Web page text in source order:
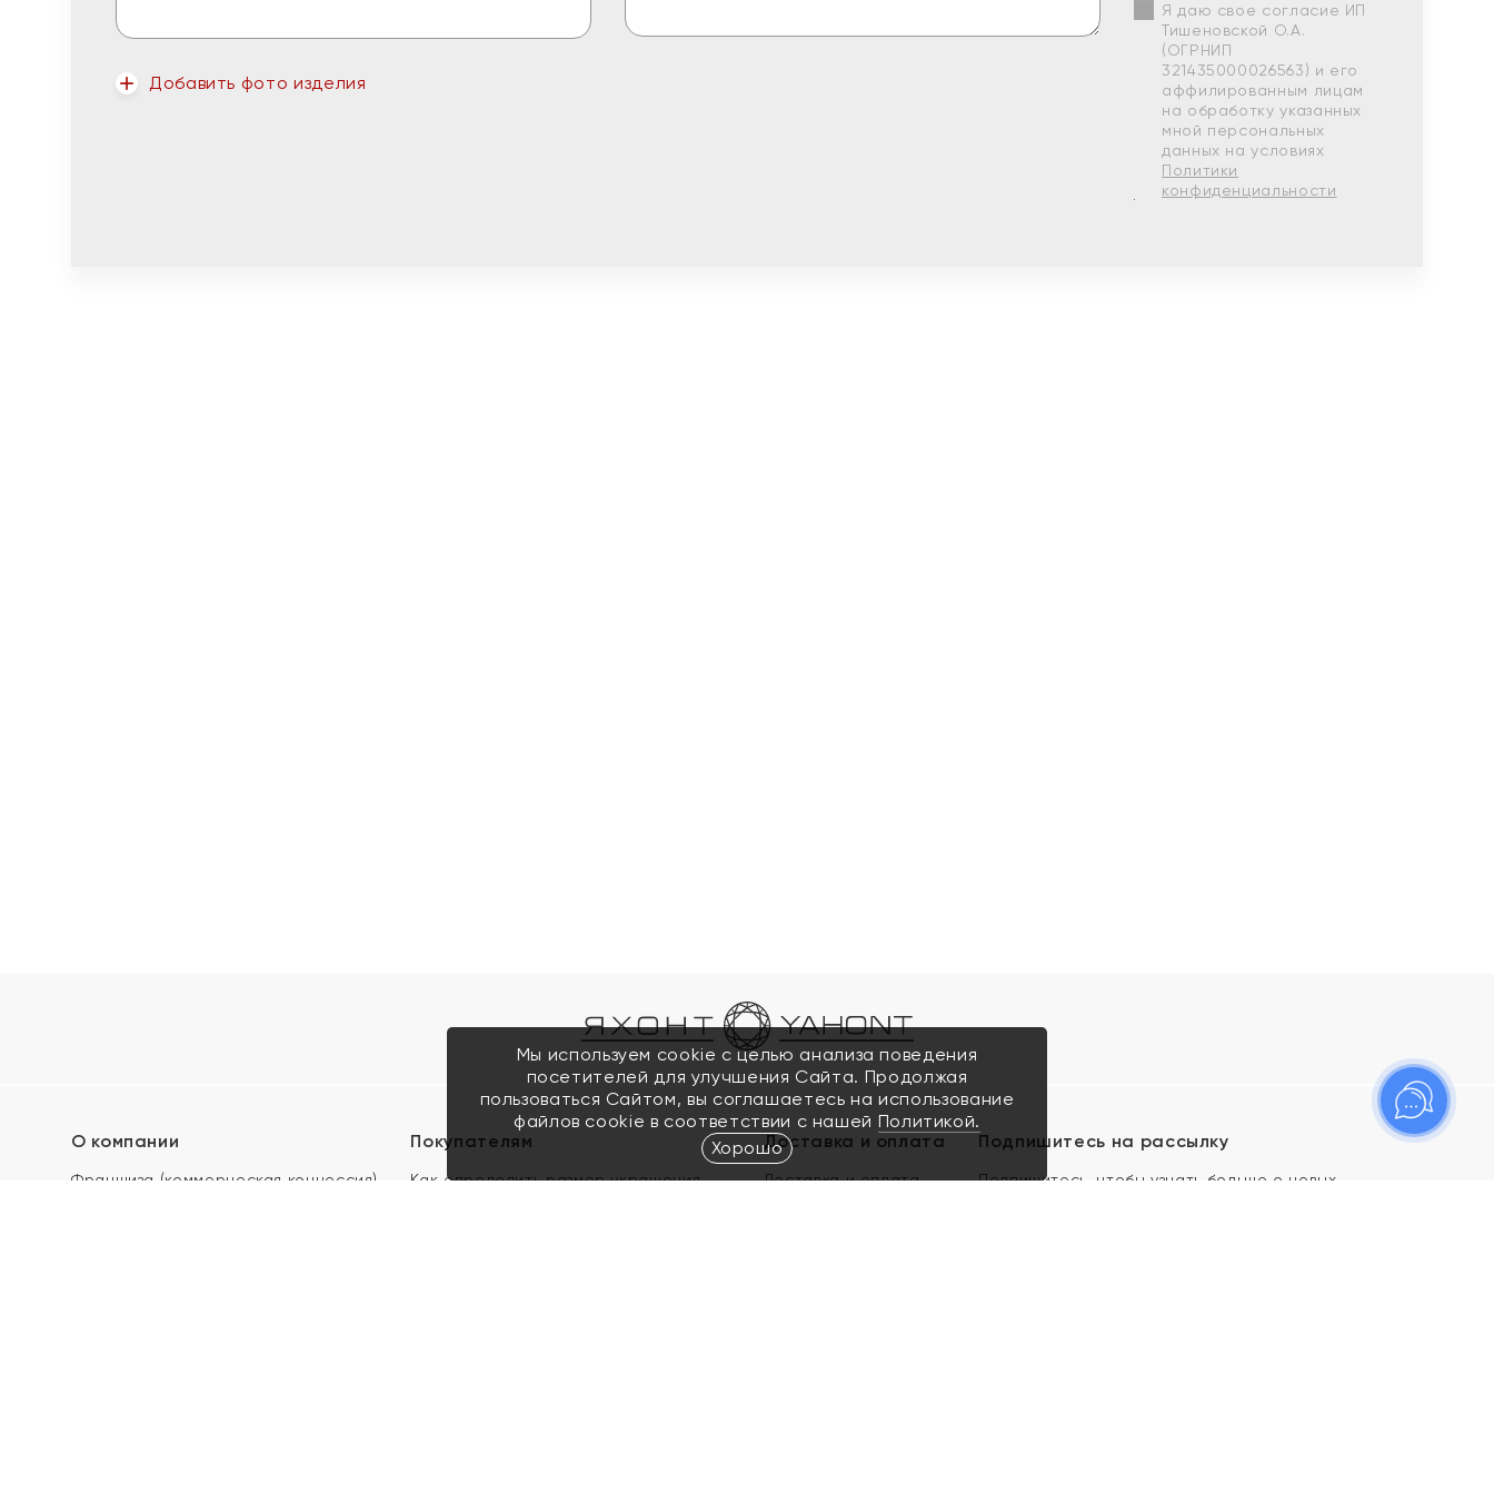
Добавить фото изделия
Я даю свое согласие ИП
Тишеновской О.А.
(ОГРНИП
321435000026563) и его
аффилированным лицам
на обработку указанных
мной персональных
данных на условиях
Политики
конфиденциальности
О компании
Франшиза (коммерческая концессия)
Покупателям
Как определить размер украшения
Доставка и оплата
Доставка и оплата
Подпишитесь на рассылку
Подпишитесь, чтобы узнать больше о новых
Мы используем cookie с целью анализа поведения
посетителей для улучшения Сайта. Продолжая
пользоваться Сайтом, вы соглашаетесь на использование
файлов cookie в соответствии с нашей Политикой.
Хорошо